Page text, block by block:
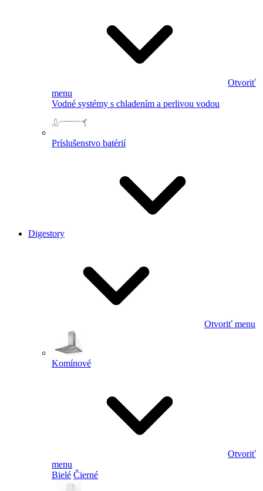
Otvoriť
menu
Vodné systémy s chladením a perlivou vodou
Príslušenstvo batérií
Digestory
Otvoriť menu
Komínové
Otvoriť
menu
Bielé Čierné